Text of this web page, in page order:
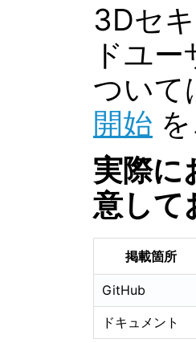
3Dセ
ドユ
つい
開始
実際に
意して
掲載箇所
GitHub
ドキュメント